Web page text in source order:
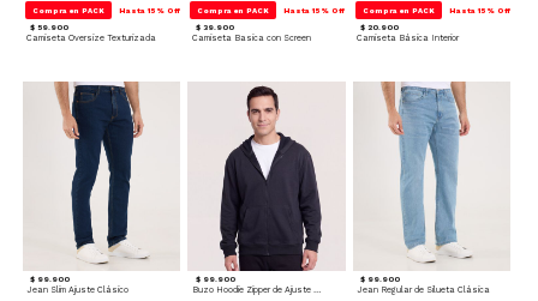
Compra en PACK Hasta 15% Off
$ 59.900
Camiseta Oversize Texturizada
Compra en PACK Hasta 15% Off
$ 39.900
Camiseta Basica con Screen
Compra en PACK Hasta 15% Off
$ 20.900
Camiseta Básica Interior
$ 99.900
Jean Slim Ajuste Clásico
$ 99.900 $ 99.900
Jean Regular de Silueta Clásica